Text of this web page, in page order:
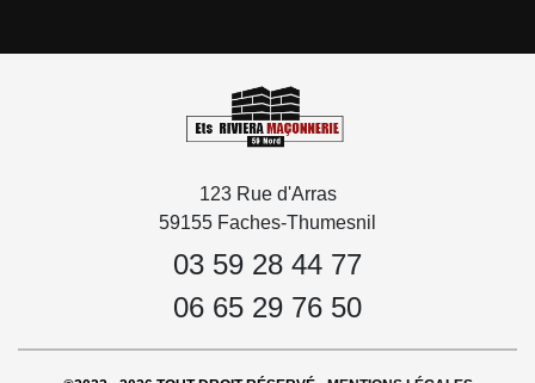
123 Rue d'Arras
59155 Faches-Thumesnil
03 59 28 44 77
06 65 29 76 50